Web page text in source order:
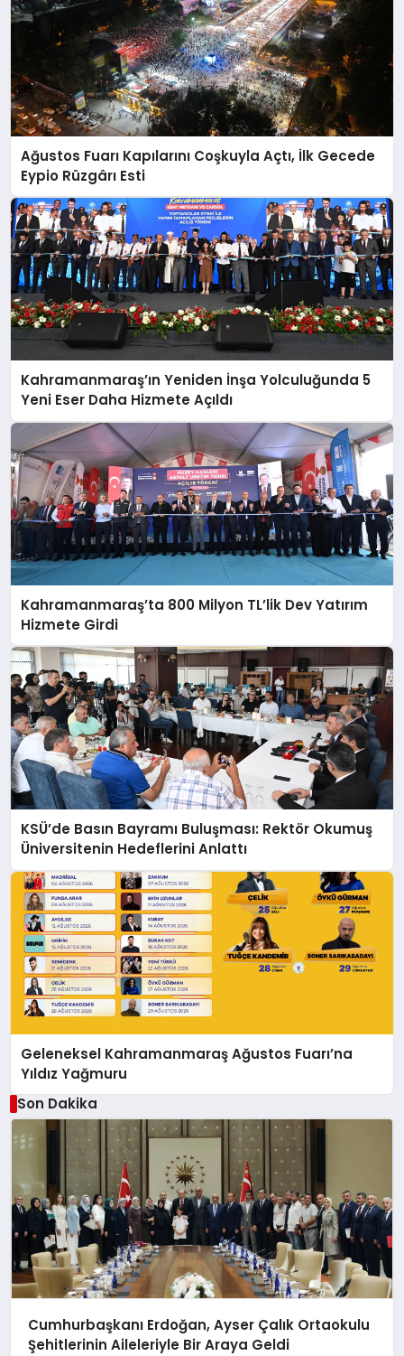
Ağustos Fuarı Kapılarını Coşkuyla Açtı, İlk Gecede
Eypio Rüzgârı Esti
Kahramanmaraş’ın Yeniden İnşa Yolculuğunda 5
Yeni Eser Daha Hizmete Açıldı
Kahramanmaraş’ta 800 Milyon TL’lik Dev Yatırım
Hizmete Girdi
KSÜ’de Basın Bayramı Buluşması: Rektör Okumuş
Üniversitenin Hedeflerini Anlattı
Geleneksel Kahramanmaraş Ağustos Fuarı’na
Yıldız Yağmuru
Son Dakika
Cumhurbaşkanı Erdoğan, Ayser Çalık Ortaokulu
Şehitlerinin Aileleriyle Bir Araya Geldi